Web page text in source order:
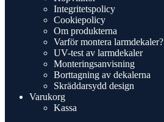
Integritetspolicy
Cookiepolicy
Om produkterna
Varför montera larmdekaler?
UV-test av larmdekaler
Monteringsanvisning
Borttagning av dekalerna
Skräddarsydd design
Varukorg
Kassa